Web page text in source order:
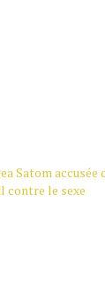
Satom accusée
contre le sexe